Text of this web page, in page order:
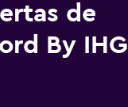
de
By IHG